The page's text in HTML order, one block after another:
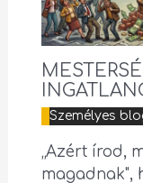
Személyes
„Azért írod,
magadnak",